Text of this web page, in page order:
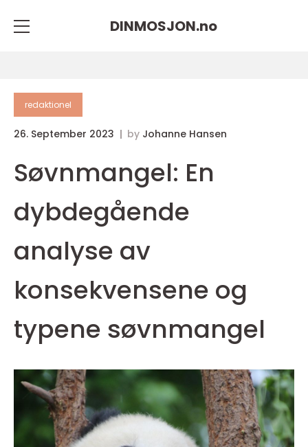
DINMOSJON.no
redaktionel
26. September 2023 by Johanne Hansen
Søvnmangel: En
dybdegående
analyse av
konsekvensene og
typene søvnmangel